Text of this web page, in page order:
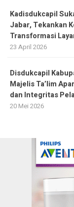
Kadisdukcapil
Jabar, Tekankan
Transformasi
23 April 2026
Disdukcapil
Majelis Ta’lim
dan Integritas
20 Mei 2026